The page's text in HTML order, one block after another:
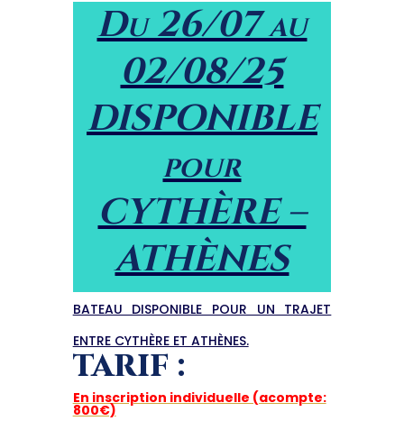
Du 26/07 au
02/08/25
DISPONIBLE
pour
CYTHÈRE –
ATHÈNES
BATEAU DISPONIBLE POUR UN TRAJET
ENTRE CYTHÈRE ET ATHÈNES.
TARIF :
En inscription individuelle (acompte:
800€)